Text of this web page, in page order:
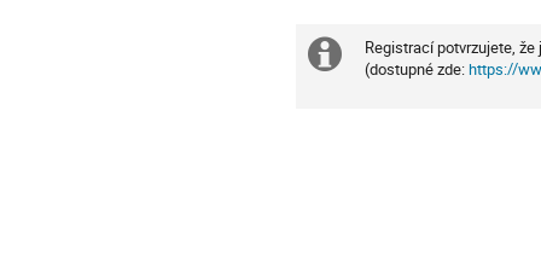
Extra
Registrací potvrzujete,
(dostupné zde:https://